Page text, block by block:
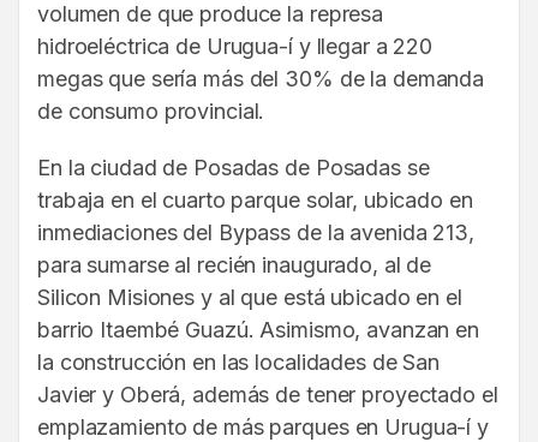
volumen de que produce la represa
hidroeléctrica de Urugua-í y llegar a 220
megas que sería más del 30% de la demanda
de consumo provincial.
En la ciudad de Posadas de Posadas se
trabaja en el cuarto parque solar, ubicado en
inmediaciones del Bypass de la avenida 213,
para sumarse al recién inaugurado, al de
Silicon Misiones y al que está ubicado en el
barrio Itaembé Guazú. Asimismo, avanzan en
la construcción en las localidades de San
Javier y Oberá, además de tener proyectado el
emplazamiento de más parques en Urugua-í y